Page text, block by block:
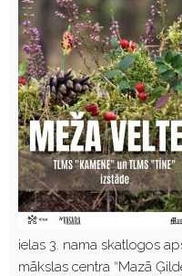
ielas 3. nama skatlogos
mākslas centra “Mazā